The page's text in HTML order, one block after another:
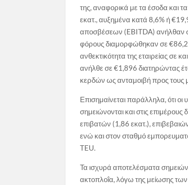
της, αναφορικά με τα έσοδα και
εκατ., αυξημένα κατά 8,6% ή
αποσβέσεων (EBITDA) ανήλθαν
φόρους διαμορφώθηκαν σε €86,2
ανθεκτικότητα της εταιρείας σε
ανήλθε σε €1,896 διατηρώντας
κερδών ως ανταμοιβή προς τους
Επισημαίνεται παράλληλα, ότι οι
σημειώνονται και στις επιμέρους
επιβατών (1,86 εκατ.),
ενώ και στον σταθμό
TEU.
Τα ισχυρά αποτελέσματα
ακτοπλοΐα, λόγω της μείωσης